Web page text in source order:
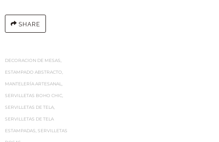
SHARE
DECORACION DE MESAS
ESTAMPADO ABSTRACTO
MANTELERÍA ARTESANAL
SERVILLETAS BOHO CHIC
SERVILLETAS DE TELA
SERVILLETAS DE TELA
ESTAMPADAS SERVILLETAS